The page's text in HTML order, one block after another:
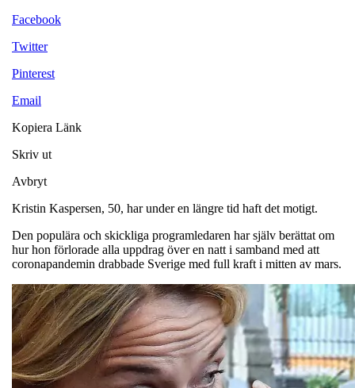
Facebook
Twitter
Pinterest
Email
Kopiera Länk
Skriv ut
Avbryt
Kristin Kaspersen, 50, har under en längre tid haft det motigt.
Den populära och skickliga programledaren har själv berättat om
hur hon förlorade alla uppdrag över en natt i samband med att
coronapandemin drabbade Sverige med full kraft i mitten av mars.